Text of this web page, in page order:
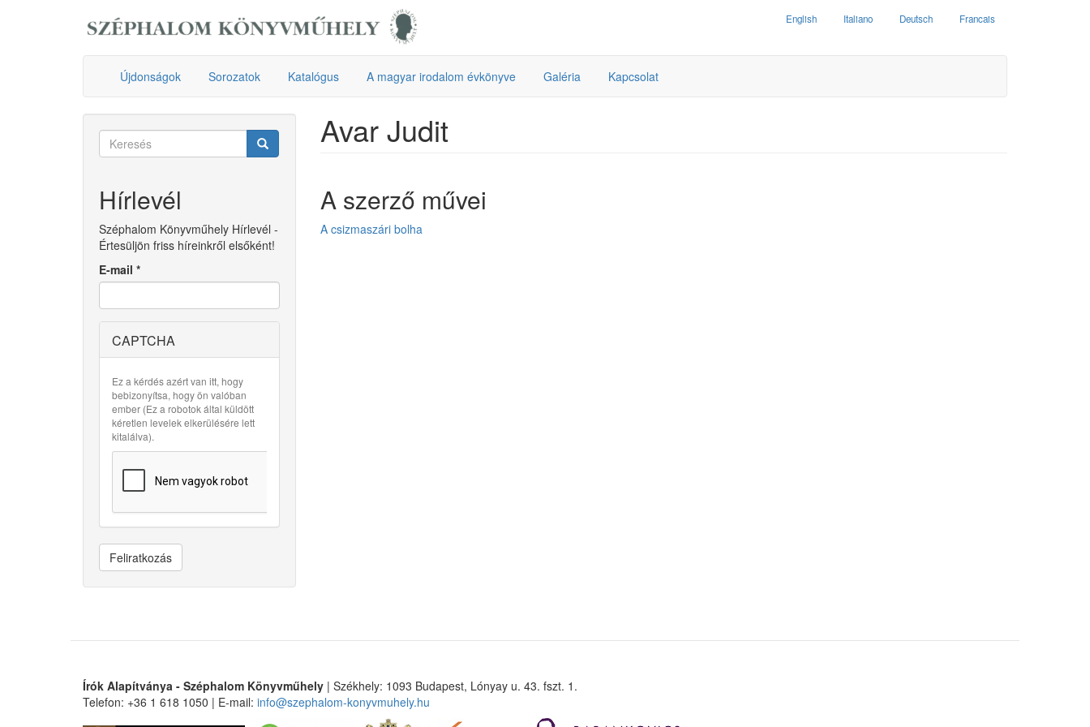
English Italiano Deutsch Francais
Újdonságok Sorozatok Katalógus A magyar irodalom évkönyve Galéria Kapcsolat
Keresés
Hírlevél
Széphalom Könyvműhely Hírlevél -
Értesüljön friss híreinkről elsőként!
E-mail *
CAPTCHA
Ez a kérdés azért van itt, hogy
bebizonyítsa, hogy ön valóban
ember (Ez a robotok által küldött
kéretlen levelek elkerülésére lett
kitalálva).
Feliratkozás
Avar Judit
A szerző művei
A csizmaszári bolha
Írók Alapítványa - Széphalom Könyvműhely | Székhely: 1093 Budapest, Lónyay u. 43. fszt. 1.
Telefon: +36 1 618 1050 | E-mail: info@szephalom-konyvmuhely.hu